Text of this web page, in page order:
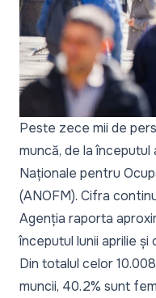
Peste zece mii de
muncă, de la
Naționale pentru
(ANOFM). Cifra
Agenția raporta
începutul lunii aprilie și
Din totalul celor
muncii, 40.2% sunt